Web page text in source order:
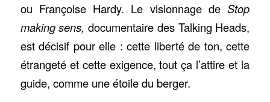
ou Françoise Hardy. Le visionnage deStop
making sens,documentaire des Talking Heads,
est décisif pour elle : cette liberté de ton, cette
étrangeté et cette exigence, tout ça l’attire et la
guide, comme une étoile du berger.